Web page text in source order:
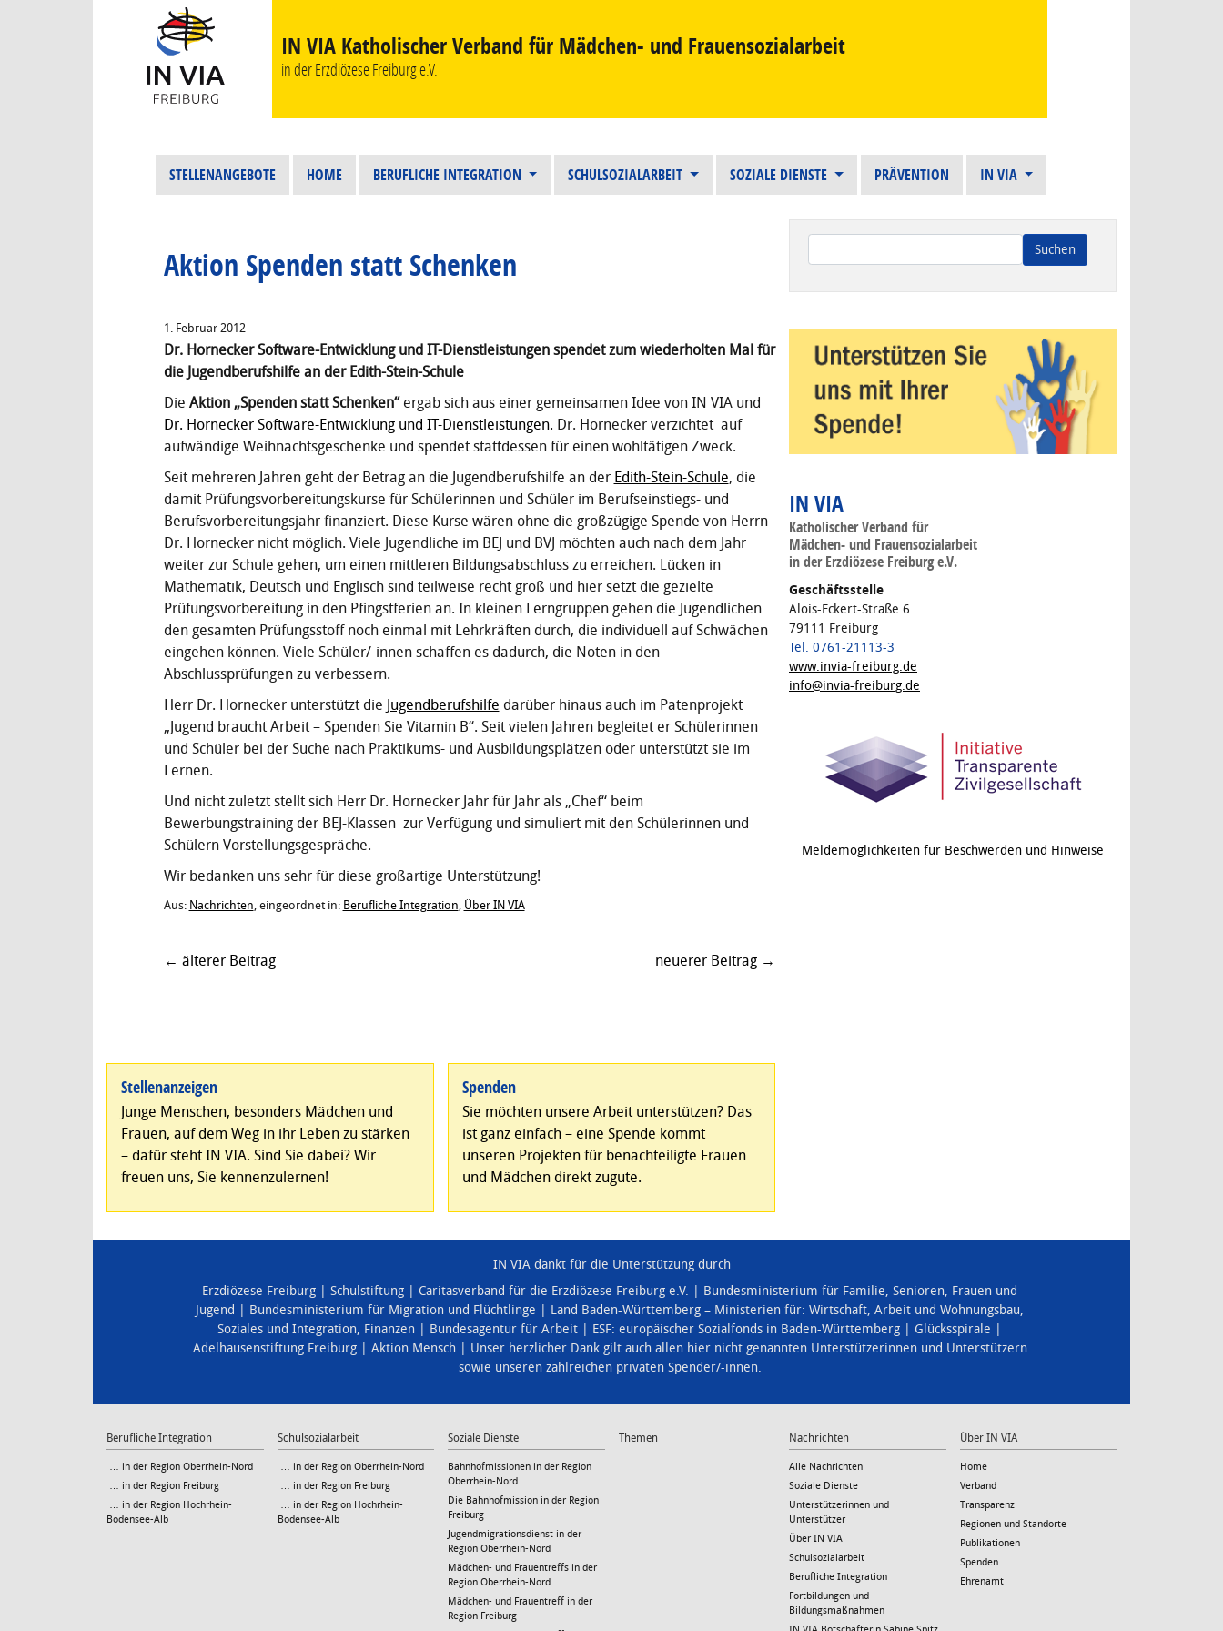
IN VIA Katholischer Verband für Mädchen- und Frauensozialarbeit
in der Erzdiözese Freiburg e.V.
STELLENANGEBOTE HOME BERUFLICHE INTEGRATION SCHULSOZIALARBEIT SOZIALE DIENSTE PRÄVENTION IN VIA
Aktion Spenden statt Schenken
1. Februar 2012
Dr. Hornecker Software-Entwicklung und IT-Dienstleistungen spendet zum wiederholten Mal für
die Jugendberufshilfe an der Edith-Stein-Schule
Die Aktion „Spenden statt Schenken“ergab sich aus einer gemeinsamen Idee von IN VIA und
Dr. Hornecker Software-Entwicklung und IT-Dienstleistungen. Dr. Hornecker verzichtet auf
aufwändige Weihnachtsgeschenke und spendet stattdessen für einen wohltätigen Zweck.
Seit mehreren Jahren geht der Betrag an die Jugendberufshilfe an der Edith-Stein-Schule, die
damit Prüfungsvorbereitungskurse für Schülerinnen und Schüler im Berufseinstiegs- und
Berufsvorbereitungsjahr finanziert. Diese Kurse wären ohne die großzügige Spende von Herrn
Dr. Hornecker nicht möglich. Viele Jugendliche im BEJ und BVJ möchten auch nach dem Jahr
weiter zur Schule gehen, um einen mittleren Bildungsabschluss zu erreichen. Lücken in
Mathematik, Deutsch und Englisch sind teilweise recht groß und hier setzt die gezielte
Prüfungsvorbereitung in den Pfingstferien an. In kleinen Lerngruppen gehen die Jugendlichen
den gesamten Prüfungsstoff noch einmal mit Lehrkräften durch, die individuell auf Schwächen
eingehen können. Viele Schüler/-innen schaffen es dadurch, die Noten in den
Abschlussprüfungen zu verbessern.
Herr Dr. Hornecker unterstützt die Jugendberufshilfe darüber hinaus auch im Patenprojekt
„Jugend braucht Arbeit – Spenden Sie Vitamin B“. Seit vielen Jahren begleitet er Schülerinnen
und Schüler bei der Suche nach Praktikums- und Ausbildungsplätzen oder unterstützt sie im
Lernen.
Und nicht zuletzt stellt sich Herr Dr. Hornecker Jahr für Jahr als „Chef“ beim
Bewerbungstraining der BEJ-Klassen zur Verfügung und simuliert mit den Schülerinnen und
Schülern Vorstellungsgespräche.
Wir bedanken uns sehr für diese großartige Unterstützung!
Aus: Nachrichten , eingeordnet in: Berufliche Integration Über IN VIA
neuerer Beitrag →
← älterer Beitrag
Wenn die Ergebnisse der automatischen Vervollständigung
IN VIA
Katholischer Verband für
Mädchen- und Frauensozialarbeit
in der Erzdiözese Freiburg e.V.
Geschäftsstelle
Alois-Eckert-Straße 6
79111 Freiburg
Tel. 0761-21113-3
www.invia-freiburg.de
info@invia-freiburg.de
Meldemöglichkeiten für Beschwerden und Hinweise
Stellenanzeigen
Junge Menschen, besonders Mädchen und
Frauen, auf dem Weg in ihr Leben zu stärken
– dafür steht IN VIA. Sind Sie dabei? Wir
freuen uns, Sie kennenzulernen!
Spenden
Sie möchten unsere Arbeit unterstützen? Das
ist ganz einfach – eine Spende kommt
unseren Projekten für benachteiligte Frauen
und Mädchen direkt zugute.
IN VIA dankt für die Unterstützung durch
Erzdiözese Freiburg
Schulstiftung Caritasverband für die Erzdiözese Freiburg e.V.
Bundesministerium für Familie, Senioren, Frauen und
Jugend
Bundesministerium für Migration und Flüchtlinge Land Baden-Württemberg – Ministerien für: Wirtschaft, Arbeit und Wohnungsbau,
Soziales und Integration, Finanzen Bundesagentur für Arbeit ESF: europäischer Sozialfonds in Baden-Württemberg
Glücksspirale
Adelhausenstiftung Freiburg
Aktion Mensch
Unser herzlicher Dank gilt auch allen hier nicht genannten Unterstützerinnen und Unterstützern
sowie unseren zahlreichen privaten Spender/-innen.
Berufliche Integration
… in der Region Oberrhein-Nord
… in der Region Freiburg
… in der Region Hochrhein-
Bodensee-Alb
Schulsozialarbeit
… in der Region Oberrhein-Nord
… in der Region Freiburg
… in der Region Hochrhein-
Bodensee-Alb
Soziale Dienste
Bahnhofmissionen in der Region
Oberrhein-Nord
Die Bahnhofmission in der Region
Freiburg
Jugendmigrationsdienst in der
Region Oberrhein-Nord
Mädchen- und Frauentreffs in der
Region Oberrhein-Nord
Mädchen- und Frauentreff in der
Region Freiburg
Themen Nachrichten
Alle Nachrichten
Soziale Dienste
Unterstützerinnen und
Unterstützer
Über IN VIA
Schulsozialarbeit
Berufliche Integration
Fortbildungen und
Bildungsmaßnahmen
Über IN VIA
Home
Verband
Transparenz
Regionen und Standorte
Publikationen
Spenden
Ehrenamt